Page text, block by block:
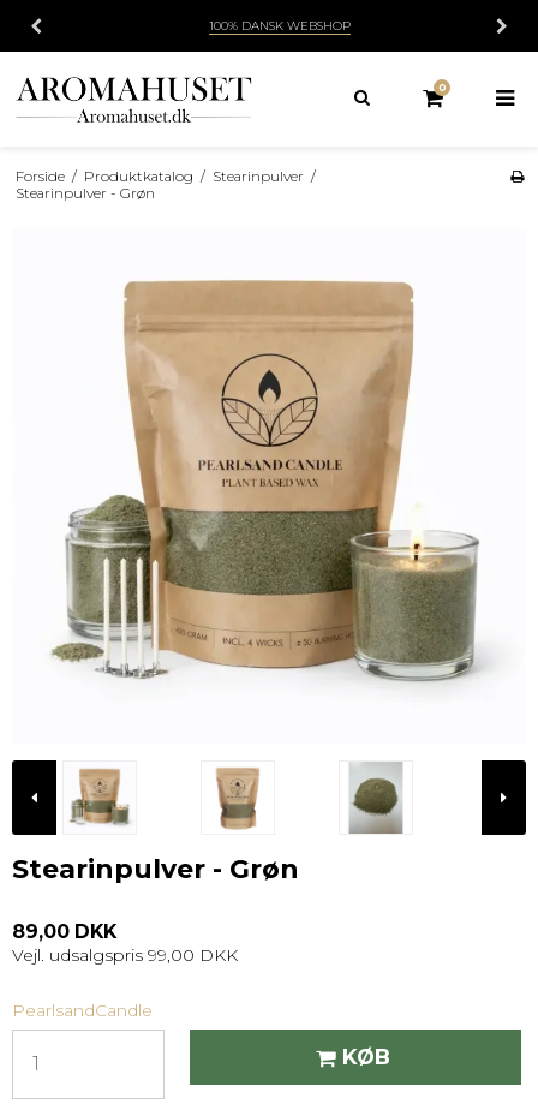
100% DANSK WEBSHOP
0
Forside / Produktkatalog / Stearinpulver /
Stearinpulver - Grøn
Stearinpulver - Grøn
89,00 DKK
Vejl. udsalgspris 99,00 DKK
PearlsandCandle
KØB